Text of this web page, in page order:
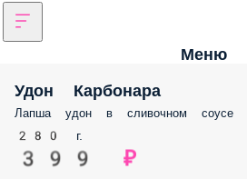
Меню
Удон Карбонара
Лапша удон в сливочном соусе
280 г.
399 ₽